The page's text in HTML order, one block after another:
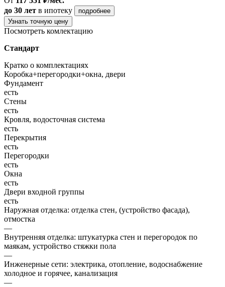
до 30 лет в ипотеку
подробнее
Узнать точную цену
Посмотреть комлектацию
Стандарт
Кратко о комплектациях
Коробка+перегородки+окна, двери
Фундамент
есть
Стены
есть
Кровля, водосточная система
есть
Перекрытия
есть
Перегородки
есть
Окна
есть
Двери входной группы
есть
Наружная отделка: отделка стен, (устройство фасада),
отмостка
—
Внутренняя отделка: штукатурка стен и перегородок по
маякам, устройство стяжки пола
—
Инженерные сети: электрика, отопление, водоснабжение
холодное и горячее, канализация
—